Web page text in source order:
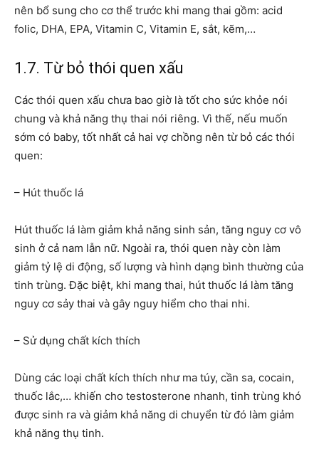
nên bổ sung cho cơ thể trước khi mang thai gồm: acid
folic, DHA, EPA, Vitamin C, Vitamin E, sắt, kẽm,…
1.7. Từ bỏ thói quen xấu
Các thói quen xấu chưa bao giờ là tốt cho sức khỏe nói
chung và khả năng thụ thai nói riêng. Vì thế, nếu muốn
sớm có baby, tốt nhất cả hai vợ chồng nên từ bỏ các thói
quen:
– Hút thuốc lá
Hút thuốc lá làm giảm khả năng sinh sản, tăng nguy cơ vô
sinh ở cả nam lẫn nữ. Ngoài ra, thói quen này còn làm
giảm tỷ lệ di động, số lượng và hình dạng bình thường của
tinh trùng. Đặc biệt, khi mang thai, hút thuốc lá làm tăng
nguy cơ sảy thai và gây nguy hiểm cho thai nhi.
– Sử dụng chất kích thích
Dùng các loại chất kích thích như ma túy, cần sa, cocain,
thuốc lắc,… khiến cho testosterone nhanh, tinh trùng khó
được sinh ra và giảm khả năng di chuyển từ đó làm giảm
khả năng thụ tinh.